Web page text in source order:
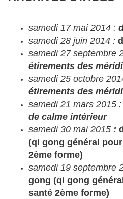
samedi 17 mai 2014 :
samedi 28 juin 2014 :
samedi 27 septembre
étirements des
samedi 25 octobre
étirements des
samedi 21 mars 2015 :
de calme intérieur
samedi 30 mai 2015 :
(qi gong général
2ème forme)
samedi 19 septembre
gong (qi gong
santé 2ème forme)